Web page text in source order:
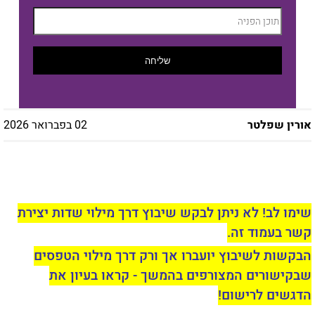
שליחה
אורין שפלטר 02 בפברואר 2026
שימו לב! לא ניתן לבקש שיבוץ דרך מילוי שדות יצירת
קשר בעמוד זה.
הבקשות לשיבוץ יועברו אך ורק דרך מילוי הטפסים
שבקישורים המצורפים בהמשך - קראו בעיון את
הדגשים לרישום!